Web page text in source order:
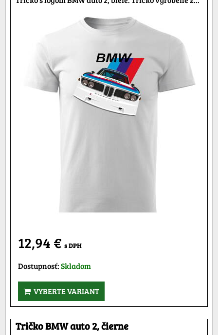
12,94 € s DPH
Dostupnosť:Skladom
VYBERTE VARIANT
Tričko BMW auto 2, čierne